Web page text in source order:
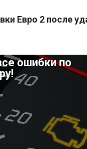
Евро 2 после
ошибки по